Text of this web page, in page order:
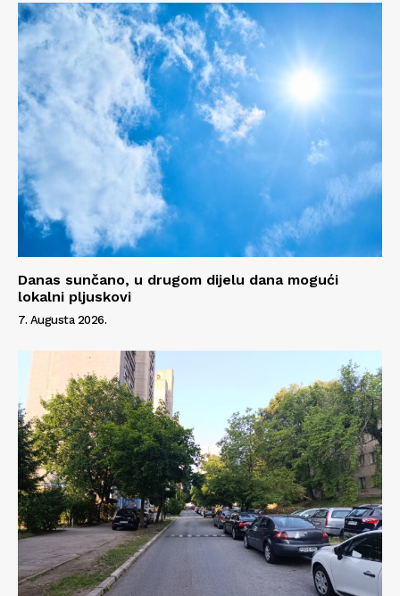
Info
O nama
Kontakt
Impressum
Danas sunčano, u drugom dijelu dana mogući
lokalni pljuskovi
7. Augusta 2026.